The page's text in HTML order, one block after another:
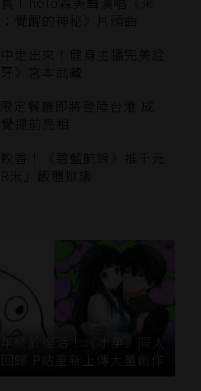
覺醒的神秘》片頭曲
走出來！健身主播完美詮
》宮本武藏
定餐廳即將登陸台港 成
覺提前亮相
香！《碧藍航線》推千元
米」飯糰掀議
年終於復活！《冰菓》同人
回歸 P站重新上傳大量創作